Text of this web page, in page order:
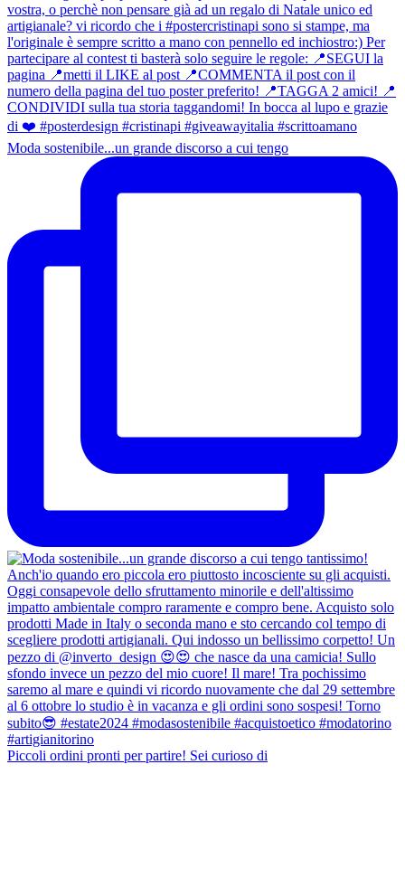
Moda sostenibile...un grande discorso a cui tengo
Piccoli ordini pronti per partire! Sei curioso di